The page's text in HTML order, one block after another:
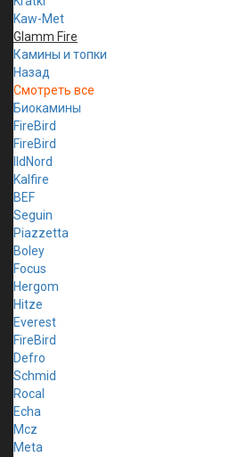
Kaw-Met
Glamm Fire
Камины и топки
Назад
Смотреть все
Биокамины
FireBird
FireBird
IldNord
Kalfire
BEF
Seguin
Piazzetta
Boley
Focus
Hergom
Hitze
Everest
FireBird
Defro
Schmid
Rocal
Echa
Mcz
Meta